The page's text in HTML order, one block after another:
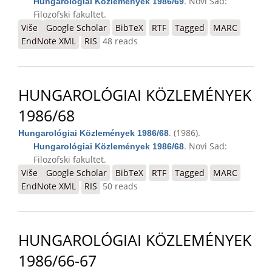
Filozofski fakultet.
Više o Hungarológiai Közlemények 1986/69
Google Scholar BibTeX RTF Tagged
MARC
EndNote XML
RIS 48 reads
HUNGAROLÓGIAI KÖZLEMÉNYEK
1986/68
Hungarológiai Közlemények 1986/68. (1986).
Hungarológiai Közlemények 1986/68. Novi Sad:
Filozofski fakultet.
Više o Hungarológiai Közlemények 1986/68
Google Scholar BibTeX RTF Tagged
MARC
EndNote XML
RIS 50 reads
HUNGAROLÓGIAI KÖZLEMÉNYEK
1986/66-67